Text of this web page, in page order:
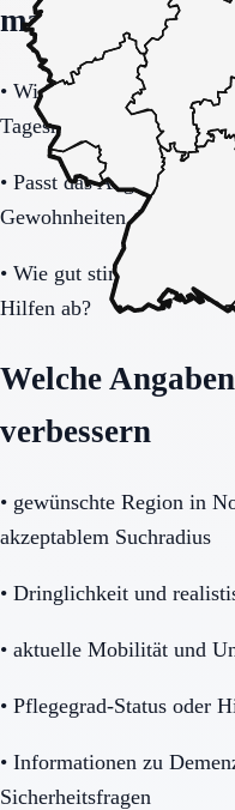
machen
• Wie verlässlich
Tagesrhythmus?
• Passt das Angebot zur
Gewohnheiten der
• Wie gut stimmen sich
Hilfen ab?
Welche
verbessern
• gewünschte Region in
akzeptablem Suchradius
• Dringlichkeit und
• aktuelle Mobilität und
• Pflegegrad-Status oder
• Informationen zu
Sicherheitsfragen